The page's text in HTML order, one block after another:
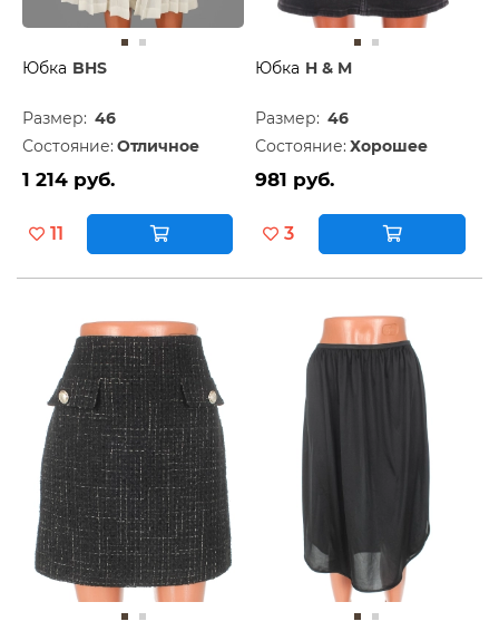
Юбка BHS
Размер: 46
Состояние: Отличное
1 214 руб.
11
Юбка H & M
Размер: 46
Состояние: Хорошее
981 руб.
3